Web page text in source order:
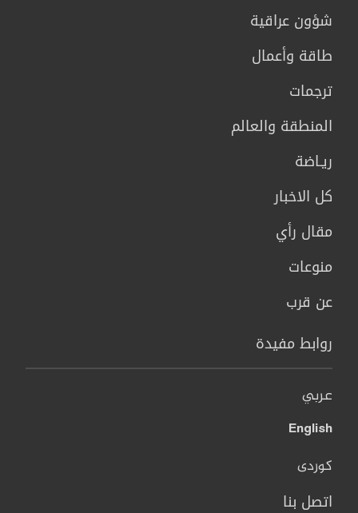
شؤون عراقية
طاقة وأعمال
ترجمات
المنطقة والعالم
ريـاضة
كل الاخبار
مقال رأي
منوعات
عن قرب
روابط مفيدة
عربي
English
کوردی
اتصل بنا